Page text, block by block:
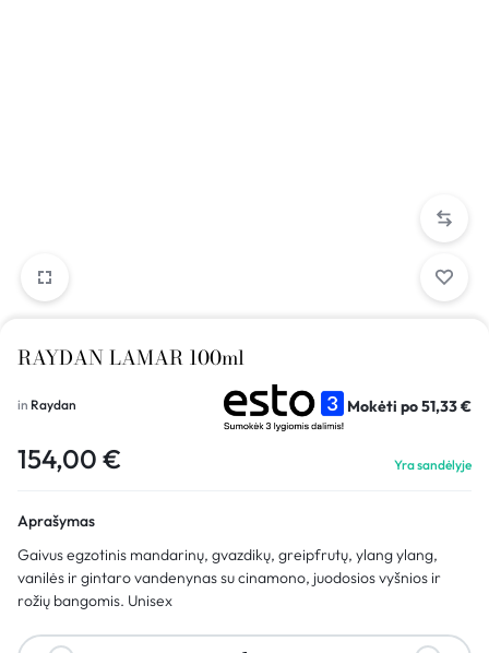
RAYDAN LAMAR 100ml
in Raydan Mokėti po51,33€
154,00 € Yra sandėlyje
Aprašymas
Gaivus egzotinis mandarinų, gvazdikų, greipfrutų, ylang ylang,
vanilės ir gintaro vandenynas su cinamono, juodosios vyšnios ir
rožių bangomis. Unisex